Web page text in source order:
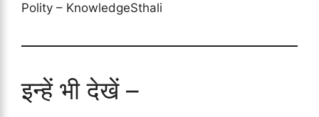
Polity – KnowledgeSthali
इन्हें भी देखें –